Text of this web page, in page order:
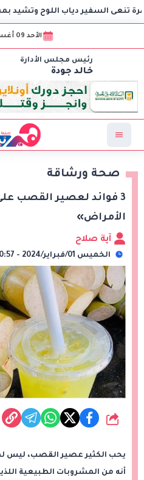
دياب اللوح وتشيد بمسيرته
الأحد 09 أغسطس 2026
رئيس مجلس الأدارة
خالد جودة
صحة ورشاقة
3 فوائد لعصير القصب
الأمراض»
آية صلاح
الخميس 01/فبراير/2024 - 10:57 م
شارك
يحب الكثير عصير القصب، ليس
أنه من المشروبات الطبيعية